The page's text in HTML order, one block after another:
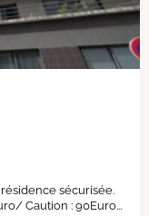
sécurisée.
Caution : 90Euro...